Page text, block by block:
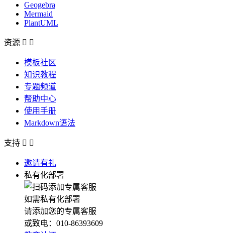
Geogebra
Mermaid
PlantUML
资源  
模板社区
知识教程
专题频道
帮助中心
使用手册
Markdown语法
支持  
邀请有礼
私有化部署
如需私有化部署
请添加您的专属客服
或致电：010-86393609